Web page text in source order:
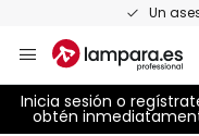
Un
contenido
Inicia sesión o
obtén